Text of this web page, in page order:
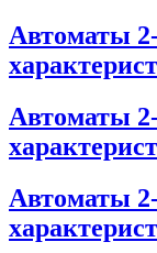
Автоматы
Автоматы
Автоматы